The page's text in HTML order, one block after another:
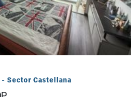
Sector Castellana